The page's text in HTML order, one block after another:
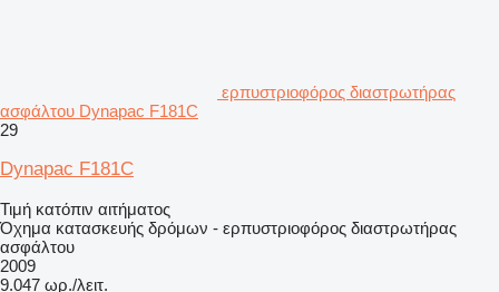
ερπυστριοφόρος διαστρωτήρας
ασφάλτου Dynapac F181C
29
Dynapac F181C
Τιμή κατόπιν αιτήματος
Όχημα κατασκευής δρόμων - ερπυστριοφόρος διαστρωτήρας
ασφάλτου
2009
9.047 ωρ./λειτ.